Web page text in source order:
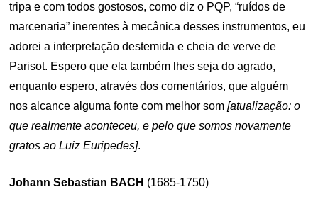
tripa e com todos gostosos, como diz o PQP, “ruídos de
marcenaria” inerentes à mecânica desses instrumentos, eu
adorei a interpretação destemida e cheia de verve de
Parisot. Espero que ela também lhes seja do agrado,
enquanto espero, através dos comentários, que alguém
nos alcance alguma fonte com melhor som[atualização: o
que realmente aconteceu, e pelo que somos novamente
gratos ao Luiz Euripedes].
Johann Sebastian BACH (1685-1750)